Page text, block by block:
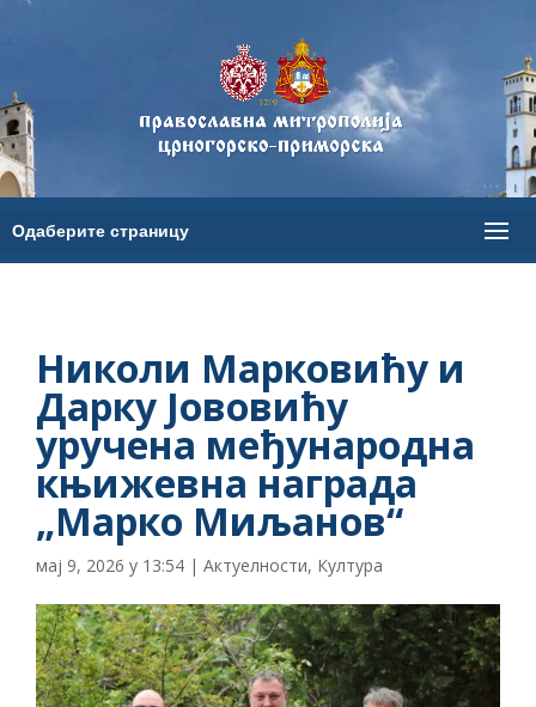
Николи Марковићу и
Дарку Јововићу
уручена међународна
књижевна награда
„Марко Миљанов“
мај 9, 2026 у 13:54 | Актуелности, Култура